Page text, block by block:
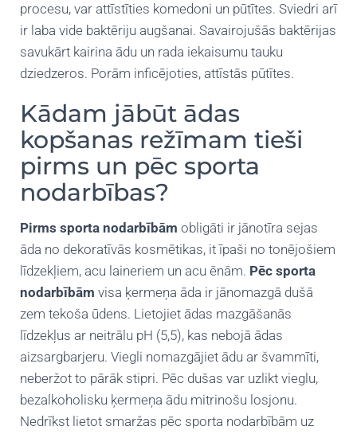
procesu, var attīstīties komedoni un pūtītes. Sviedri arī
ir laba vide baktēriju augšanai. Savairojušās baktērijas
savukārt kairina ādu un rada iekaisumu tauku
dziedzeros. Porām inficējoties, attīstās pūtītes.
Kādam jābūt ādas
kopšanas režīmam tieši
pirms un pēc sporta
nodarbības?
Pirms sporta nodarbībām obligāti ir jānotīra sejas
āda no dekoratīvās kosmētikas, it īpaši no tonējošiem
līdzekļiem, acu laineriem un acu ēnām. Pēc sporta
nodarbībām visa ķermeņa āda ir jānomazgā dušā
zem tekoša ūdens. Lietojiet ādas mazgāšanās
līdzekļus ar neitrālu pH (5,5), kas nebojā ādas
aizsargbarjeru. Viegli nomazgājiet ādu ar švammīti,
neberžot to pārāk stipri. Pēc dušas var uzlikt vieglu,
bezalkoholisku ķermeņa ādu mitrinošu losjonu.
Nedrīkst lietot smaržas pēc sporta nodarbībām uz